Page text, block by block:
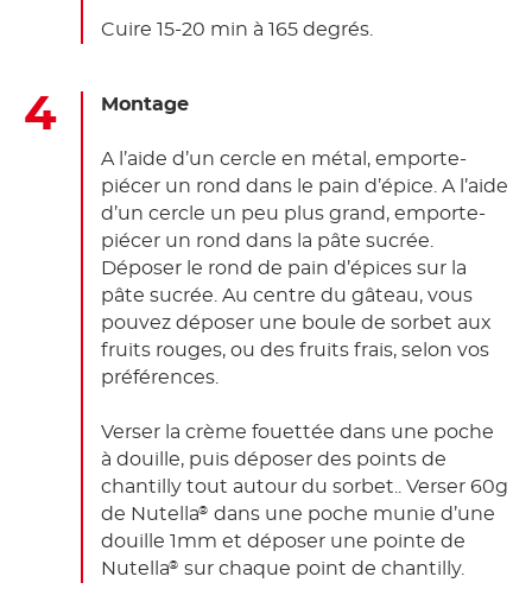
Cuire 15-20 min à 165 degrés.
Montage
A l’aide d’un cercle en métal, emporte-
piécer un rond dans le pain d’épice. A l’aide
d’un cercle un peu plus grand, emporte-
piécer un rond dans la pâte sucrée.
Déposer le rond de pain d’épices sur la
pâte sucrée. Au centre du gâteau, vous
pouvez déposer une boule de sorbet aux
fruits rouges, ou des fruits frais, selon vos
préférences.
Verser la crème fouettée dans une poche
à douille, puis déposer des points de
chantilly tout autour du sorbet.. Verser 60g
de Nutella® dans une poche munie d’une
douille 1mm et déposer une pointe de
Nutella® sur chaque point de chantilly.